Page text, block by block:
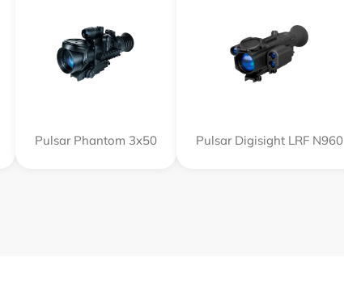
Pulsar Phantom 3x50 Pulsar Digisight LRF N960